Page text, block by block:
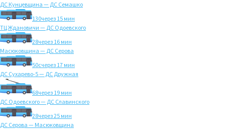
ДС Кунцевщина — ДС Семашко
130через 15 мин
ТЦ Ждановичи — ДС Одоевского
28через 16 мин
Масюковщина — ДС Серова
50счерез 17 мин
ДС Сухарево-5 — ДС Дружная
68через 19 мин
ДС Одоевского — ДС Славинского
28через 25 мин
ДС Серова — Масюковщина